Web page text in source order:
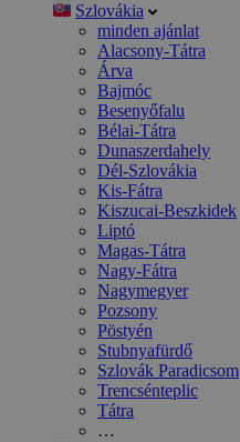
Szlovákia
minden ajánlat
Alacsony-Tátra
Árva
Bajmóc
Besenyőfalu
Bélai-Tátra
Dunaszerdahely
Dél-Szlovákia
Kis-Fátra
Kiszucai-Beszkidek
Liptó
Magas-Tátra
Nagy-Fátra
Nagymegyer
Pozsony
Pöstyén
Stubnyafürdő
Szlovák Paradicsom
Trencsénteplic
Tátra
…